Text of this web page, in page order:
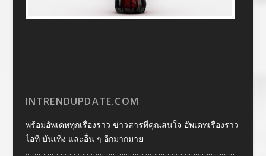
INTRENDUPDATE.COM
พร้อมอัพเดททุกเรื่องราว ข่าวสารที่คุณสนใจ อัพเดทเรื่องราว
ไอที บันเทิง และอื่น ๆ อีกมากมาย
……………………………………………………………………………………